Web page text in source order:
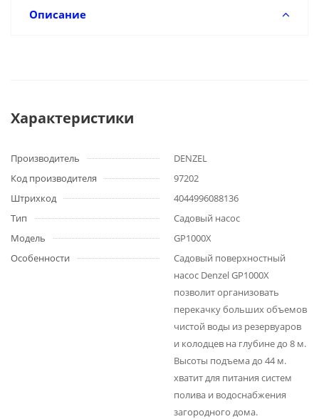
Описание
Характеристики
Производитель
DENZEL
Код производителя
97202
Штрихкод
4044996088136
Тип
Садовый насос
Модель
GP1000Х
Особенности
Садовый поверхностный
насос Denzel GP1000X
позволит организовать
перекачку больших объемов
чистой воды из резервуаров
и колодцев на глубине до 8 м.
Высоты подъема до 44 м.
хватит для питания систем
полива и водоснабжения
загородного дома.